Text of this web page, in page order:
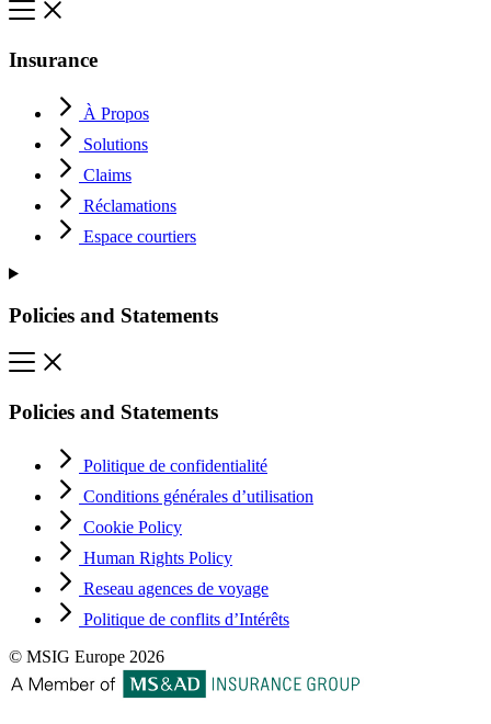
Insurance
À Propos
Solutions
Claims
Réclamations
Espace courtiers
Policies and Statements
Policies and Statements
Politique de confidentialité
Conditions générales d’utilisation
Cookie Policy
Human Rights Policy
Reseau agences de voyage
Politique de conflits d’Intérêts
© MSIG Europe 2026